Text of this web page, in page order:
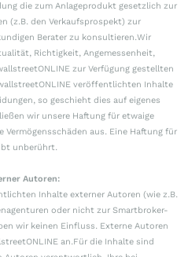
die zum Anlageprodukt gesetzlich zur
(z.B. den Verkaufsprospekt) zur
Berater zu konsultieren.Wir
Richtigkeit, Angemessenheit,
zur Verfügung gestellten
veröffentlichten Inhalte
so geschieht dies auf eigenes
wir unsere Haftung für etwaige
aus. Eine Haftung für
unberührt.
Autoren:
Inhalte externer Autoren (wie z.B.
oder nicht zur Smartbroker-
wir keinen Einfluss. Externe Autoren
an.Für die Inhalte sind